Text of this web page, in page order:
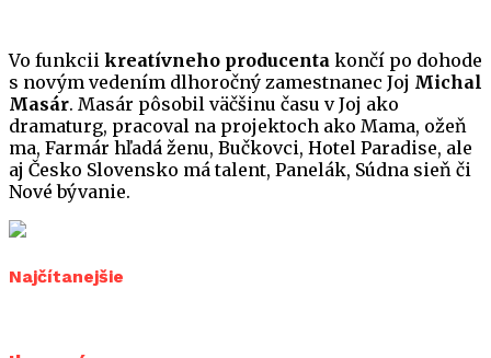
Vo funkcii kreatívneho producenta končí po dohode
s novým vedením dlhoročný zamestnanec Joj Michal
Masár. Masár pôsobil väčšinu času v Joj ako
dramaturg, pracoval na projektoch ako Mama, ožeň
ma, Farmár hľadá ženu, Bučkovci, Hotel Paradise, ale
aj Česko Slovensko má talent, Panelák, Súdna sieň či
Nové bývanie.
Najčítanejšie